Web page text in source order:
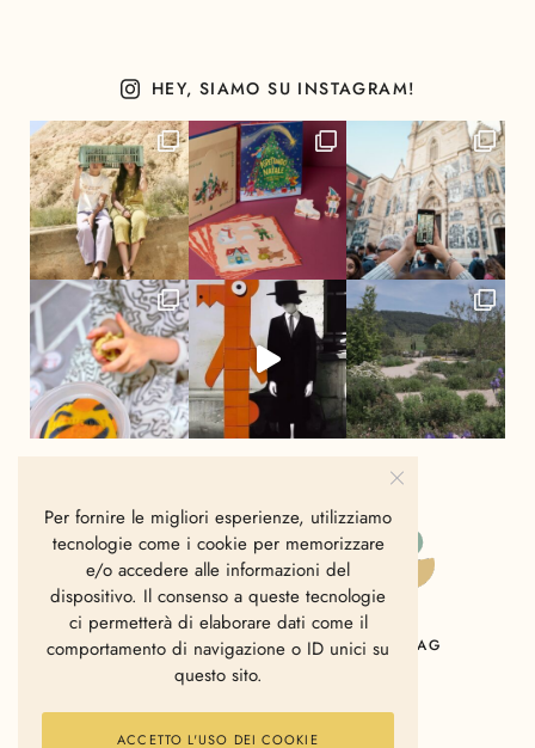
HEY, SIAMO SU INSTAGRAM!
HOME CHI SIAMO CONTATTI MAG
Per fornire le migliori esperienze, utilizziamo
tecnologie come i cookie per memorizzare
e/o accedere alle informazioni del
dispositivo. Il consenso a queste tecnologie
ci permetterà di elaborare dati come il
comportamento di navigazione o ID unici su
questo sito.
ACCETTO L'USO DEI COOKIE